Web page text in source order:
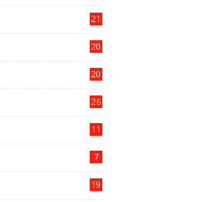
21
20
20
26
11
7
19